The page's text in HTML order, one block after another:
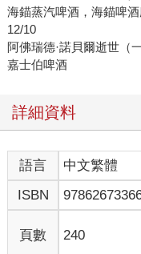
海錨蒸汽啤酒，海錨啤酒
12/10
阿佛瑞德·諾貝爾逝世（
嘉士伯啤酒
詳細資料
語言 中文繁體
ISBN
頁數 240